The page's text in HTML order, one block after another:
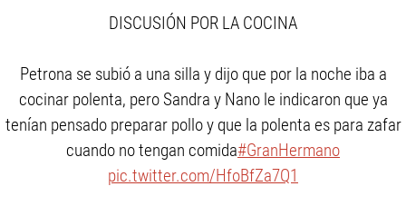
DISCUSIÓN POR LA COCINA
Petrona se subió a una silla y dijo que por la noche iba a
cocinar polenta, pero Sandra y Nano le indicaron que ya
tenían pensado preparar pollo y que la polenta es para zafar
cuando no tengan comida#GranHermano
pic.twitter.com/HfoBfZa7Q1